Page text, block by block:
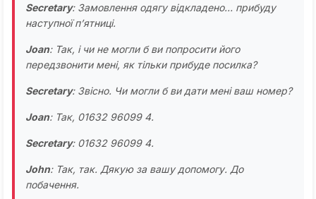
Secretary: Замовлення одягу відкладено… прибуду
наступної п’ятниці.
Joan: Так, і чи не могли б ви попросити його
передзвонити мені, як тільки прибуде посилка?
Secretary: Звісно. Чи могли б ви дати мені ваш номер?
Joan: Так, 01632 96099 4.
Secretary: 01632 96099 4.
John: Так, так. Дякую за вашу допомогу. До
побачення.